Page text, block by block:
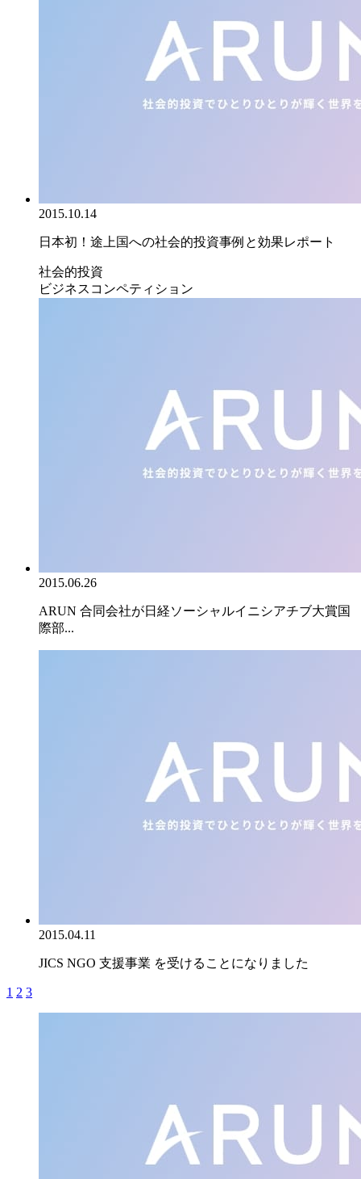
2015.10.14
日本初！途上国への社会的投資事例と効果レポート
社会的投資
ビジネスコンペティション
2015.06.26
ARUN 合同会社が日経ソーシャルイニシアチブ大賞国
際部...
2015.04.11
JICS NGO 支援事業 を受けることになりました
1 2 3